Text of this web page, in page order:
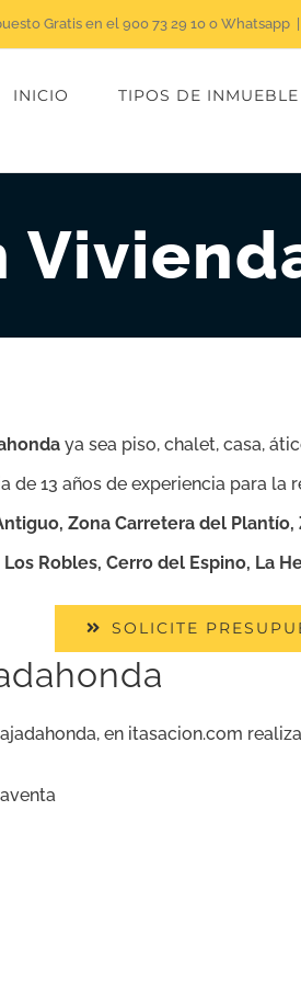
Gratis en el 900 73 29 10 o Whatsapp
INICIO TIPOS DE INMUEBLE
ya sea piso, chalet, casa,
13 años de experiencia para
Zona Carretera del
Robles, Cerro del Espino, La
SOLICITE
en itasacion.com